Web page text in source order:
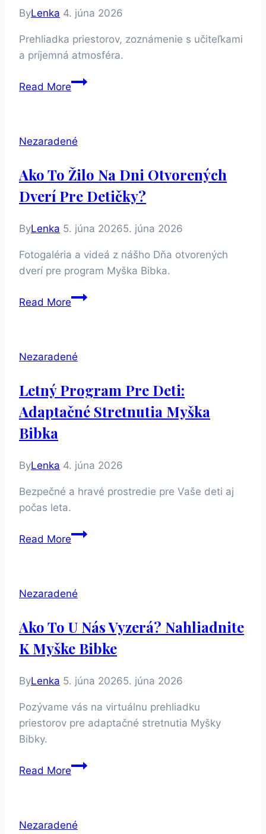
ByLenka 4. júna 2026
Prehliadka priestorov, zoznámenie s učiteľkami
a príjemná atmosféra.
Read MoreČo
Dni
dverí?
Nezaradené
Ako To Žilo Na Dni Otvorených
Dverí Pre Detičky?
ByLenka 5. júna 20265. júna 2026
Fotogaléria a videá z nášho Dňa otvorených
dverí pre program Myška Bibka.
Read MoreAko
Dni
dverí
pre
Nezaradené
Letný Program Pre Deti:
Adaptačné Stretnutia Myška
Bibka
ByLenka 4. júna 2026
Bezpečné a hravé prostredie pre Vaše deti aj
počas leta.
Read MoreLetný
Adaptačné
Myška
Bibka
Nezaradené
Ako To U Nás Vyzerá? Nahliadnite
K Myške Bibke
ByLenka 5. júna 20265. júna 2026
Pozývame vás na virtuálnu prehliadku
priestorov pre adaptačné stretnutia Myšky
Bibky.
Read MoreAko
vyzerá?
Nezaradené